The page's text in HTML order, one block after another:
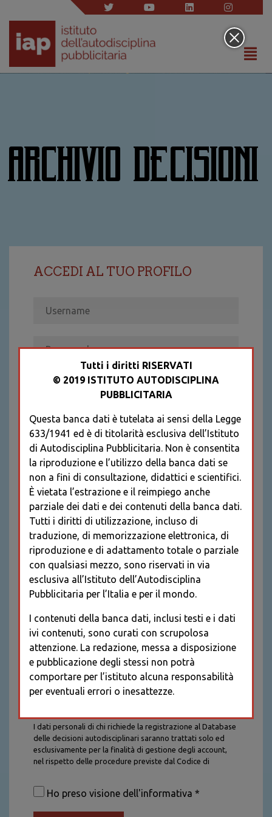
ARCHIVIO DECISIONI
ACCEDI AL TUO PROFILO
Recupera password
REGISTRATI
* I CAMPI CONTRASSEGNATI SONO
OBBLIGATORI
I dati personali di chi richiede la registrazione al Database
delle decisioni autodisciplinari saranno trattati solo ed
esclusivamente per la finalità di gestione degli account,
nel rispetto delle procedure previste dal Codice di
saranno trattati con tutte le cautele richieste dalla legge e
saranno conservati per la durata stabilita caso per caso
Ho preso visione dell'informativa *
Tutti i diritti RISERVATI
© 2019 ISTITUTO AUTODISCIPLINA
PUBBLICITARIA
Questa banca dati è tutelata ai sensi della Legge
633/1941 ed è di titolarità esclusiva dell’Istituto
di Autodisciplina Pubblicitaria. Non è consentita
la riproduzione e l’utilizzo della banca dati se
non a fini di consultazione, didattici e scientifici.
È vietata l’estrazione e il reimpiego anche
parziale dei dati e dei contenuti della banca dati.
Tutti i diritti di utilizzazione, incluso di
traduzione, di memorizzazione elettronica, di
riproduzione e di adattamento totale o parziale
con qualsiasi mezzo, sono riservati in via
esclusiva all’Istituto dell’Autodisciplina
Pubblicitaria per l’Italia e per il mondo.
I contenuti della banca dati, inclusi testi e i dati
ivi contenuti, sono curati con scrupolosa
attenzione. La redazione, messa a disposizione
e pubblicazione degli stessi non potrà
comportare per l’istituto alcuna responsabilità
per eventuali errori o inesattezze.